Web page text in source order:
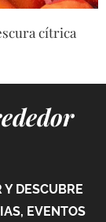
cítrica
DESCUBRE
EVENTOS